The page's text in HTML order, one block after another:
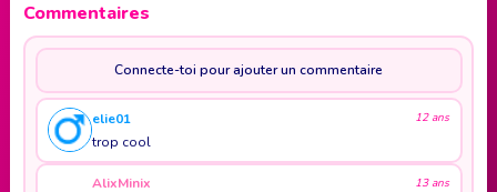
Commentaires
Connecte-toi pour ajouter un commentaire
elie01 12 ans
trop cool
AlixMinix 13 ans